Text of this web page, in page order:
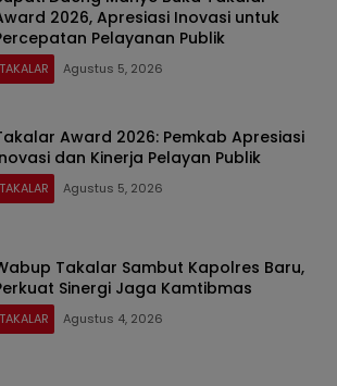
2026, Apresiasi Inovasi untuk
Pelayanan Publik
TAKALAR Agustus 5, 2026
Award 2026: Pemkab Apresiasi
dan Kinerja Pelayan Publik
TAKALAR Agustus 5, 2026
Takalar Sambut Kapolres Baru,
Sinergi Jaga Kamtibmas
TAKALAR Agustus 4, 2026